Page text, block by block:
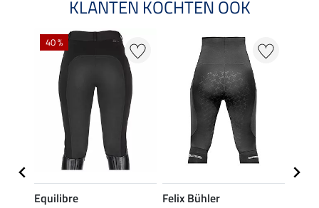
KLANTEN KOCHTEN OOK
40 %
Equilibre
Felix Bühler